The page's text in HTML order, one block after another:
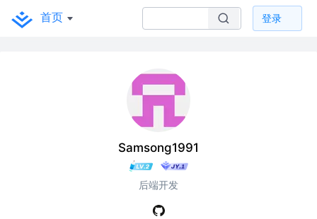
首页 登录
Samsong1991
后端开发